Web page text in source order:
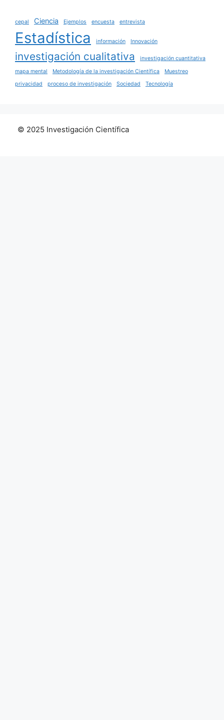
cepal Ciencia Ejemplos encuesta entrevista
Estadística información Innovación
investigación cualitativa
investigación cuantitativa
mapa mental
Metodología de la investigación Científica
Muestreo
privacidad
proceso de investigación Sociedad Tecnología